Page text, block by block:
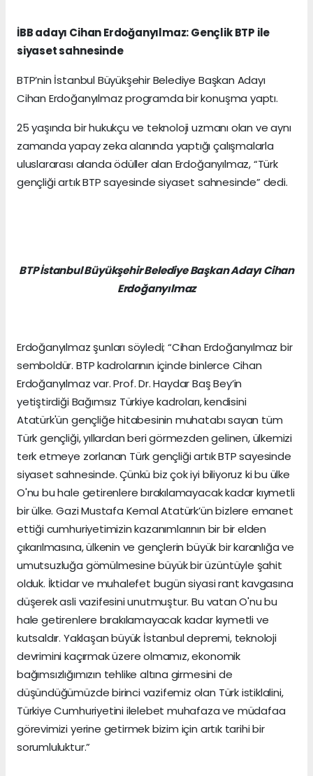
İBB adayı Cihan Erdoğanyılmaz: Gençlik BTP ile
siyaset sahnesinde
BTP’nin İstanbul Büyükşehir Belediye Başkan Adayı
Cihan Erdoğanyılmaz programda bir konuşma yaptı.
25 yaşında bir hukukçu ve teknoloji uzmanı olan ve aynı
zamanda yapay zeka alanında yaptığı çalışmalarla
uluslararası alanda ödüller alan Erdoğanyılmaz, “Türk
gençliği artık BTP sayesinde siyaset sahnesinde” dedi.
BTP İstanbul Büyükşehir Belediye Başkan Adayı Cihan
Erdoğanyılmaz
Erdoğanyılmaz şunları söyledi; “Cihan Erdoğanyılmaz bir
semboldür. BTP kadrolarının içinde binlerce Cihan
Erdoğanyılmaz var. Prof. Dr. Haydar Baş Bey’in
yetiştirdiği Bağımsız Türkiye kadroları, kendisini
Atatürk'ün gençliğe hitabesinin muhatabı sayan tüm
Türk gençliği, yıllardan beri görmezden gelinen, ülkemizi
terk etmeye zorlanan Türk gençliği artık BTP sayesinde
siyaset sahnesinde. Çünkü biz çok iyi biliyoruz ki bu ülke
O'nu bu hale getirenlere bırakılamayacak kadar kıymetli
bir ülke. Gazi Mustafa Kemal Atatürk’ün bizlere emanet
ettiği cumhuriyetimizin kazanımlarının bir bir elden
çıkarılmasına, ülkenin ve gençlerin büyük bir karanlığa ve
umutsuzluğa gömülmesine büyük bir üzüntüyle şahit
olduk. İktidar ve muhalefet bugün siyasi rant kavgasına
düşerek asli vazifesini unutmuştur. Bu vatan O'nu bu
hale getirenlere bırakılamayacak kadar kıymetli ve
kutsaldır. Yaklaşan büyük İstanbul depremi, teknoloji
devrimini kaçırmak üzere olmamız, ekonomik
bağımsızlığımızın tehlike altına girmesini de
düşündüğümüzde birinci vazifemiz olan Türk istiklalini,
Türkiye Cumhuriyetini ilelebet muhafaza ve müdafaa
görevimizi yerine getirmek bizim için artık tarihi bir
sorumluluktur.”